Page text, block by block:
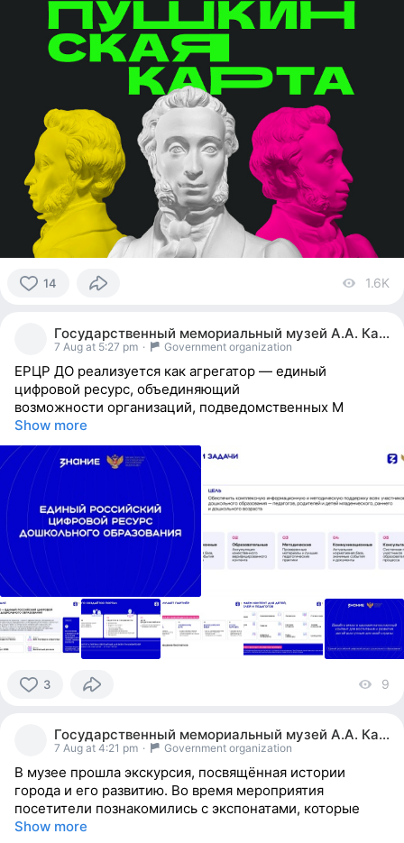
14 1.6K
Государственный мемориальный музей А.А. Кадырова
7 Aug at 5:27 pm · Government organization
ЕРЦР ДО реализуется как агрегатор — единый
цифровой ресурс, объединяющий
возможности организаций, подведомственных М
Show more
3 9
Государственный мемориальный музей А.А. Кадырова
7 Aug at 4:21 pm · Government organization
В музее прошла экскурсия, посвящённая истории
города и его развитию. Во время мероприятия
посетители познакомились с экспонатами, которые
Show more